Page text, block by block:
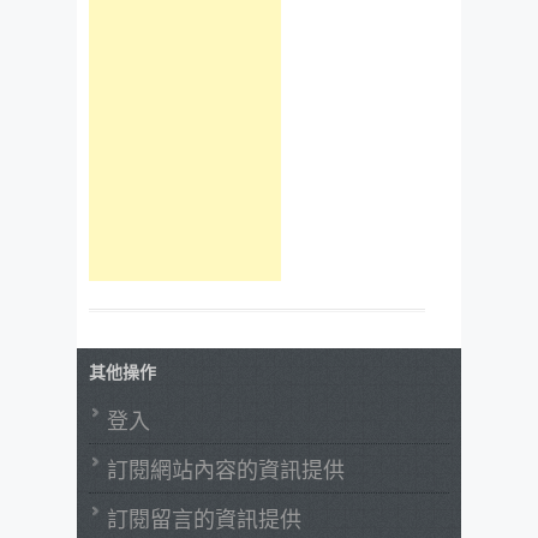
其他操作
登入
訂閱網站內容的資訊提供
訂閱留言的資訊提供